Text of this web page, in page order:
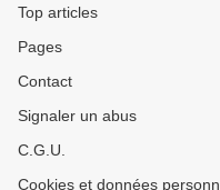
Top articles
Pages
Contact
Signaler un abus
C.G.U.
Cookies et données